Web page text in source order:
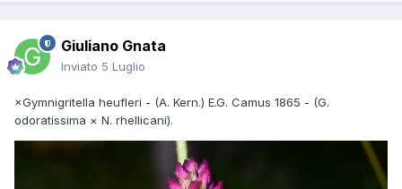
Giuliano Gnata
Inviato 5 Luglio
×Gymnigritella heufleri - (A. Kern.) E.G. Camus 1865 - (G.
odoratissima × N. rhellicani).